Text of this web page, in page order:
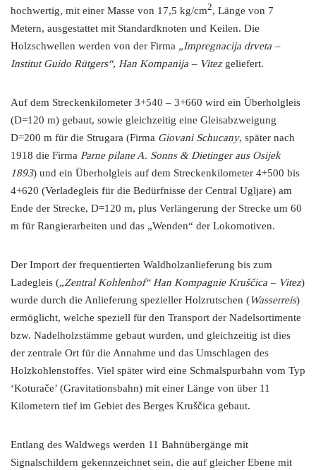
hochwertig, mit einer Masse von 17,5 kg/cm2, Länge von 7
Metern, ausgestattet mit Standardknoten und Keilen. Die
Holzschwellen werden von der Firma „Impregnacija drveta –
Institut Guido Rütgers“, Han Kompanija – Vitezgeliefert.
Auf dem Streckenkilometer 3+540 – 3+660 wird ein Überholgleis
(D=120 m) gebaut, sowie gleichzeitig eine Gleisabzweigung
D=200 m für die Strugara (Firma Giovani Schucany, später nach
1918 die Firma Parne pilane A. Sonns & Dietinger aus Osijek
1893) und ein Überholgleis auf dem Streckenkilometer 4+500 bis
4+620 (Verladegleis für die Bedürfnisse der Central Ugljare) am
Ende der Strecke, D=120 m, plus Verlängerung der Strecke um 60
m für Rangierarbeiten und das „Wenden“ der Lokomotiven.
Der Import der frequentierten Waldholzanlieferung bis zum
Ladegleis („Zentral Kohlenhof“ Han Kompagnie Kruščica – Vitez)
wurde durch die Anlieferung spezieller Holzrutschen (Wasserreis)
ermöglicht, welche speziell für den Transport der Nadelsortimente
bzw. Nadelholzstämme gebaut wurden, und gleichzeitig ist dies
der zentrale Ort für die Annahme und das Umschlagen des
Holzkohlenstoffes. Viel später wird eine Schmalspurbahn vom Typ
‘Koturače’ (Gravitationsbahn) mit einer Länge von über 11
Kilometern tief im Gebiet des Berges Kruščica gebaut.
Entlang des Waldwegs werden 11 Bahnübergänge mit
Signalschildern gekennzeichnet sein, die auf gleicher Ebene mit